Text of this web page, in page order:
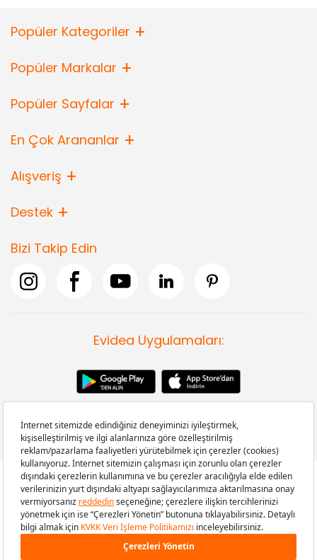
Popüler Kategoriler
Popüler Markalar
Popüler Sayfalar
En Çok Arananlar
Alışveriş
Destek
Bizi Takip Edin
Evidea Uygulamaları:
Copyright © 2008-2026 Evidea.com | Tüm hakları saklıdır.